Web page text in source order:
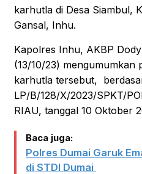
karhutla di Desa Siambul,
Gansal, Inhu.
Kapolres Inhu, AKBP
(13/10/23) mengumumkan
karhutla tersebut,
LP/B/128/X/2023/SPKT/
RIAU, tanggal 10 Oktober
Baca juga:
Polres Dumai Garuk
di STDI Dumai